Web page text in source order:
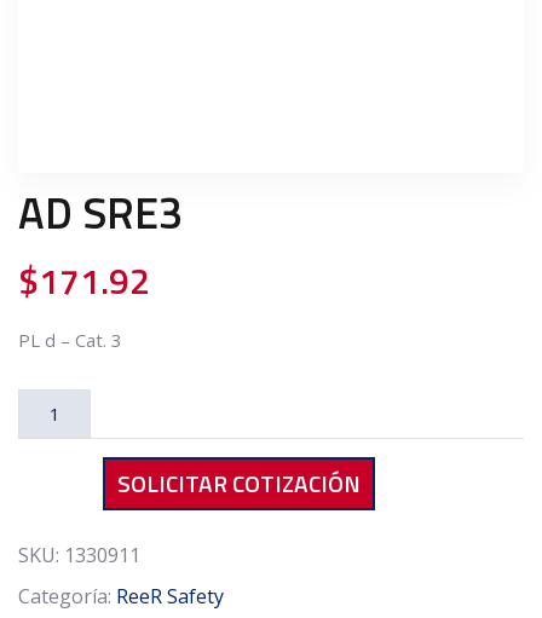
AD SRE3
$171.92
PL d – Cat. 3
SOLICITAR COTIZACIÓN
SKU: 1330911
Categoría: ReeR Safety